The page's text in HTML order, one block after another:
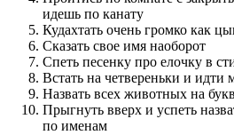
идешь по канату
Кудахтать очень громко как
Сказать свое имя наоборот
Спеть песенку про елочку в
Встать на четвереньки и идти
Назвать всех животных на
Прыгнуть вверх и успеть
по именам